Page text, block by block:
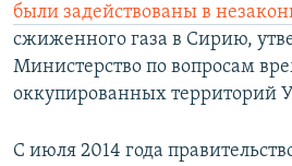
были задействованы в
сжиженного газа в Сирию,
Министерство по вопросам
оккупированных территорий
С июля 2014 года